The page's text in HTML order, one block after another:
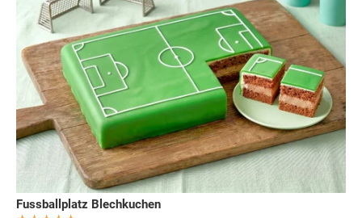
Fussballplatz Blechkuchen